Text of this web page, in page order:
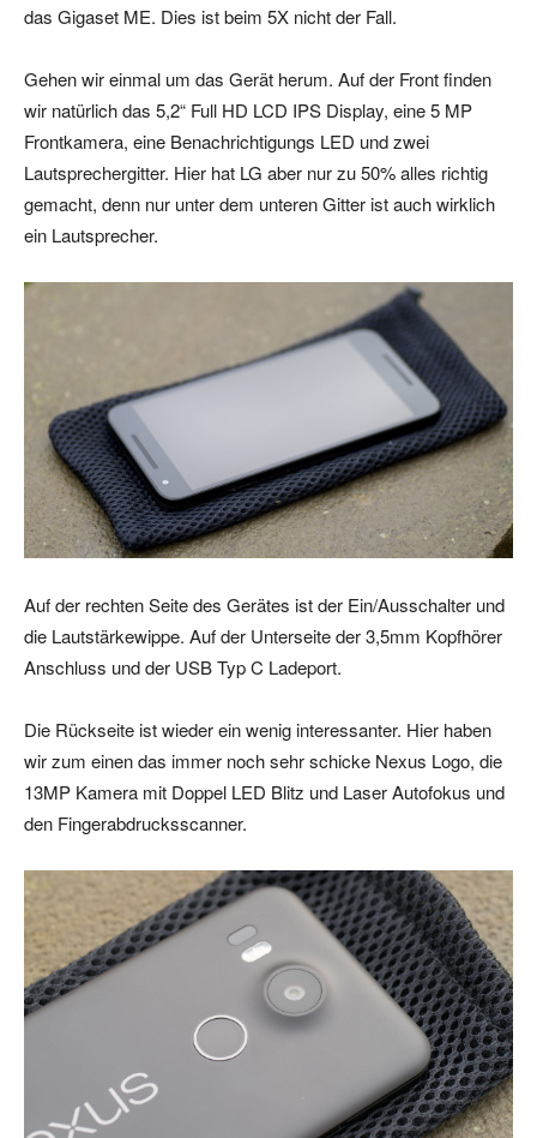
das Gigaset ME. Dies ist beim 5X nicht der Fall.
Gehen wir einmal um das Gerät herum. Auf der Front finden
wir natürlich das 5,2“ Full HD LCD IPS Display, eine 5 MP
Frontkamera, eine Benachrichtigungs LED und zwei
Lautsprechergitter. Hier hat LG aber nur zu 50% alles richtig
gemacht, denn nur unter dem unteren Gitter ist auch wirklich
ein Lautsprecher.
Auf der rechten Seite des Gerätes ist der Ein/Ausschalter und
die Lautstärkewippe. Auf der Unterseite der 3,5mm Kopfhörer
Anschluss und der USB Typ C Ladeport.
Die Rückseite ist wieder ein wenig interessanter. Hier haben
wir zum einen das immer noch sehr schicke Nexus Logo, die
13MP Kamera mit Doppel LED Blitz und Laser Autofokus und
den Fingerabdrucksscanner.